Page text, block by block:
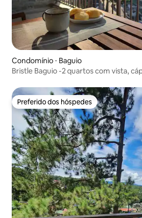
Condomínio ⋅ Baguio
Bristle Baguio -2 quartos com vista,
Preferido dos hóspedes
Preferido dos hóspedes